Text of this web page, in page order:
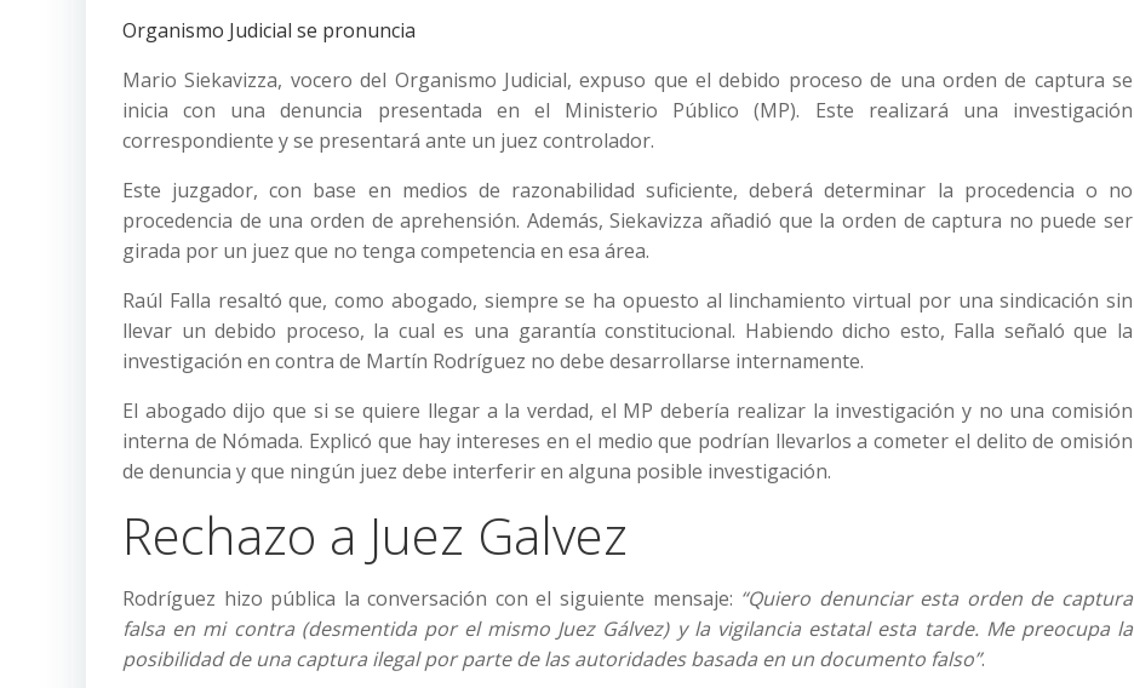
Organismo Judicial se pronuncia
Mario Siekavizza, vocero del Organismo Judicial, expuso que el debido proceso de una orden de captura se
inicia con una denuncia presentada en el Ministerio Público (MP). Este realizará una investigación
correspondiente y se presentará ante un juez controlador.
Este juzgador, con base en medios de razonabilidad suficiente, deberá determinar la procedencia o no
procedencia de una orden de aprehensión. Además, Siekavizza añadió que la orden de captura no puede ser
girada por un juez que no tenga competencia en esa área.
Raúl Falla resaltó que, como abogado, siempre se ha opuesto al linchamiento virtual por una sindicación sin
llevar un debido proceso, la cual es una garantía constitucional. Habiendo dicho esto, Falla señaló que la
investigación en contra de Martín Rodríguez no debe desarrollarse internamente.
El abogado dijo que si se quiere llegar a la verdad, el MP debería realizar la investigación y no una comisión
interna de Nómada. Explicó que hay intereses en el medio que podrían llevarlos a cometer el delito de omisión
de denuncia y que ningún juez debe interferir en alguna posible investigación.
Rechazo a Juez Galvez
Rodríguez hizo pública la conversación con el siguiente mensaje: “Quiero denunciar esta orden de captura
falsa en mi contra (desmentida por el mismo Juez Gálvez) y la vigilancia estatal esta tarde. Me preocupa la
posibilidad de una captura ilegal por parte de las autoridades basada en un documento falso”.